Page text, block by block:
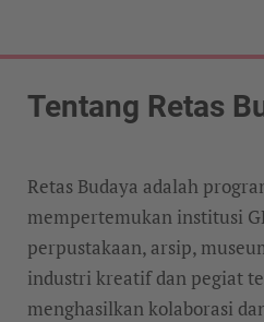
Tentang Retas
Retas Budaya adalah
mempertemukan institusi
perpustakaan, arsip,
industri kreatif dan pegiat
menghasilkan kolaborasi